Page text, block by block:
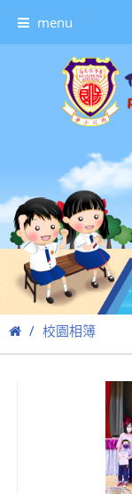
menu
校園相簿